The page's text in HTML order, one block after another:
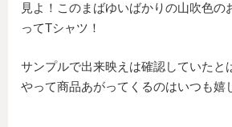
見よ！このまばゆいばかりの山吹色の
ってTシャツ！
サンプルで出来映えは確認していたと
やって商品あがってくるのはいつも嬉